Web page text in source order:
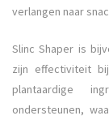
verlangen naar
Slinc Shaper is
zijn effectiviteit
plantaardige
ondersteunen,